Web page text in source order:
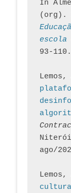
In
(org).
93-110.
ago/